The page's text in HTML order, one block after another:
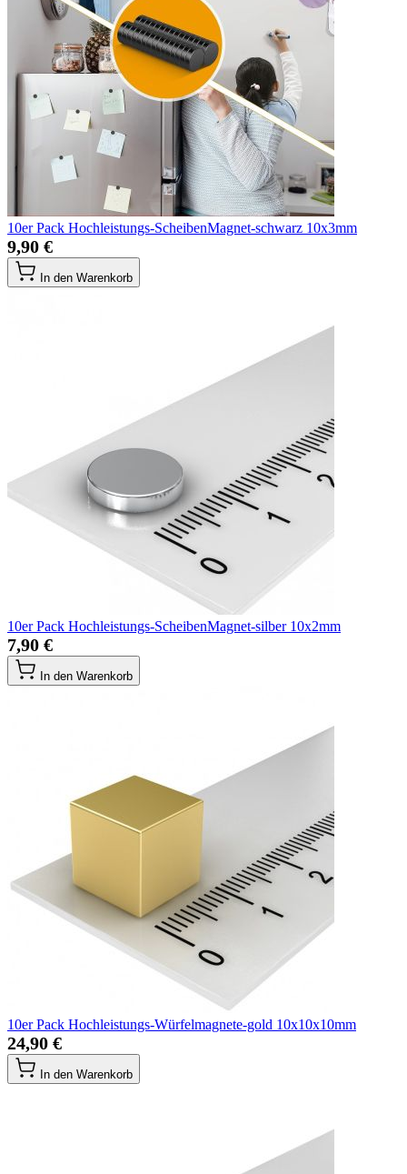
10er Pack Hochleistungs-ScheibenMagnet-schwarz 10x3mm
9,90 €
In den Warenkorb
10er Pack Hochleistungs-ScheibenMagnet-silber 10x2mm
7,90 €
In den Warenkorb
10er Pack Hochleistungs-Würfelmagnete-gold 10x10x10mm
24,90 €
In den Warenkorb